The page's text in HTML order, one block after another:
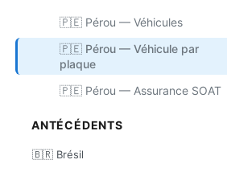
🇵🇪 Pérou — Véhicules
🇵🇪 Pérou — Véhicule par
plaque
🇵🇪 Pérou — Assurance SOAT
ANTÉCÉDENTS
🇧🇷 Brésil